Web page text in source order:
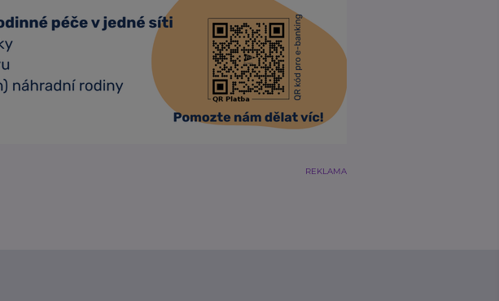
REKLAMA